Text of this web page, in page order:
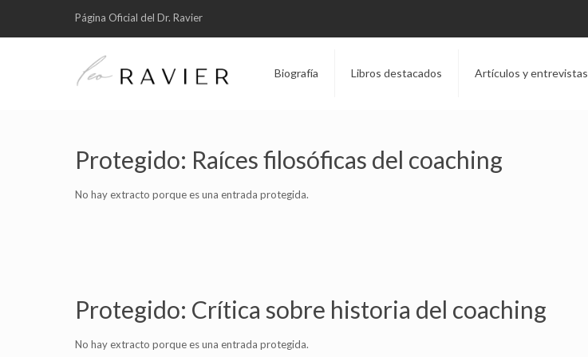
Página Oficial del Dr. Ravier
Biografía Libros destacados Artículos y entrevistas
Protegido: Raíces filosóficas del coaching
No hay extracto porque es una entrada protegida.
Protegido: Crítica sobre historia del coaching
No hay extracto porque es una entrada protegida.